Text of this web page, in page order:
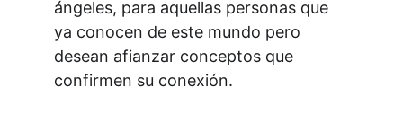
ángeles, para aquellas personas que
ya conocen de este mundo pero
desean afianzar conceptos que
confirmen su conexión.